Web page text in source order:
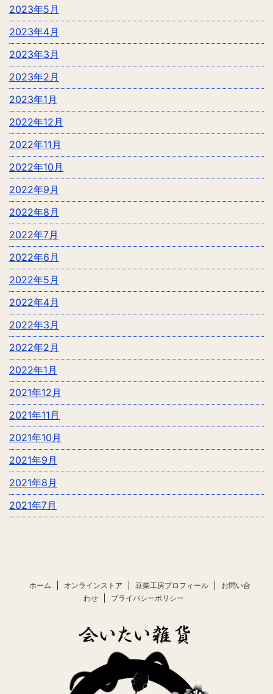
2023年5月
2023年4月
2023年3月
2023年2月
2023年1月
2022年12月
2022年11月
2022年10月
2022年9月
2022年8月
2022年7月
2022年6月
2022年5月
2022年4月
2022年3月
2022年2月
2022年1月
2021年12月
2021年11月
2021年10月
2021年9月
2021年8月
2021年7月
ホーム オンラインストア 豆柴工房プロフィール
お問い合
わせ
プライバシーポリシー